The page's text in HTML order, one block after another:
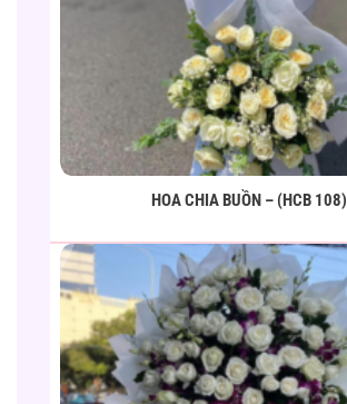
HOA CHIA BUỒN – (HCB 108)